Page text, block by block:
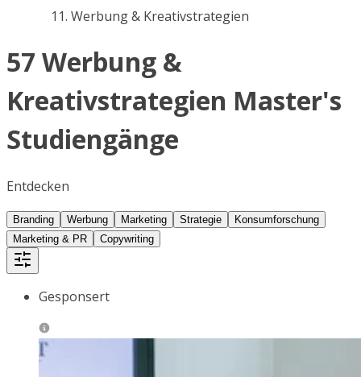
Werbung & Kreativstrategien
57 Werbung &
Kreativstrategien Master's
Studiengänge
Entdecken
Branding Werbung Marketing Strategie
Konsumforschung
Marketing & PR
Copywriting
Gesponsert